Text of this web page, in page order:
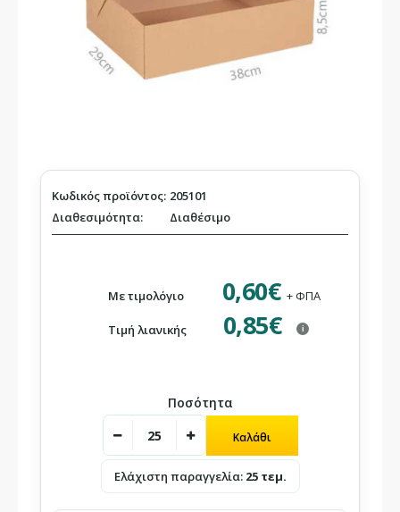
Κωδικός προϊόντος: 205101
Διαθεσιμότητα:
Διαθέσιμο
Με τιμολόγιο 0,60€ + ΦΠΑ
Τιμή λιανικής 0,85€ i
Ποσότητα
Ελάχιστη παραγγελία: 25 τεμ.